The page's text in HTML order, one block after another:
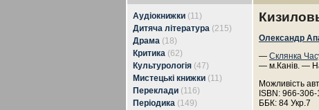
Аудіокнижки (11)
Дитяча література (215)
Драма (18)
Критика (62)
Культурологія (47)
Мистецькі книжки (11)
Переклади (116)
Періодика (149)
Олександр
— Склянка
— м.Канів. —
Можливість
ISBN: 966-
ББК: 84 Укр.7